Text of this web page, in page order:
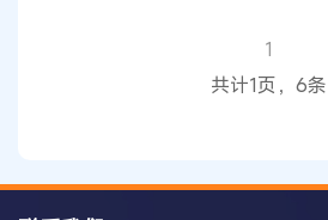
标）提出无效宣告请求。我委依
1
共计1页，6条